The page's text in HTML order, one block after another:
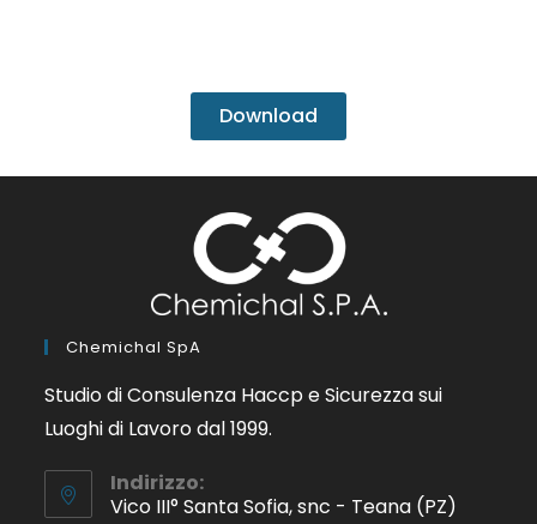
Download
Chemichal SpA
Studio di Consulenza Haccp e Sicurezza sui
Luoghi di Lavoro dal 1999.
Indirizzo:
Vico III° Santa Sofia, snc - Teana (PZ)